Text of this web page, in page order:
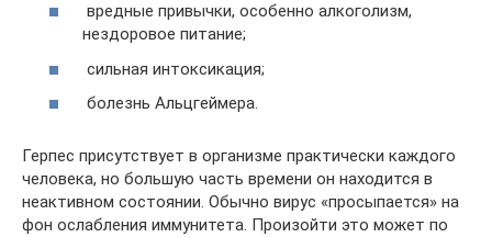
вредные привычки, особенно алкоголизм,
нездоровое питание;
сильная интоксикация;
болезнь Альцгеймера.
Герпес присутствует в организме практически каждого
человека, но большую часть времени он находится в
неактивном состоянии. Обычно вирус «просыпается» на
фон ослабления иммунитета. Произойти это может по